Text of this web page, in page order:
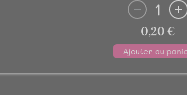
1
0,20 €
Ajouter au